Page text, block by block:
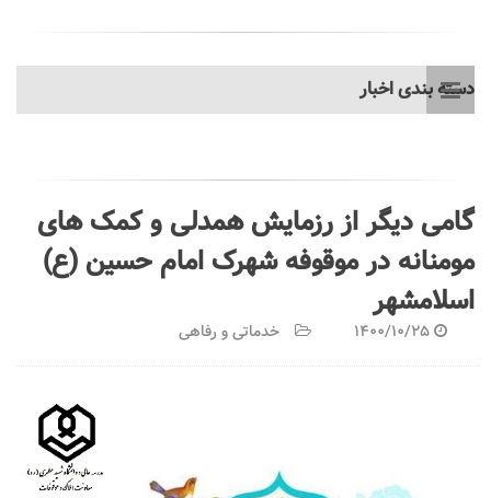
دسته بندی اخبار
گامی دیگر از رزمایش همدلی و کمک های
مومنانه در موقوفه شهرک امام حسین (ع)
اسلامشهر
1400/10/25 خدماتی و رفاهی